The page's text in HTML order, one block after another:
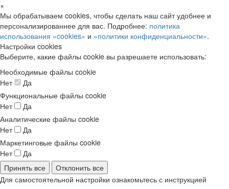
×
Мы обрабатываем cookies, чтобы сделать наш сайт удобнее и
персонализированнее для вас. Подробнее: политика
использования «cookies» и «политики конфиденциальности».
Настройки cookies
Выберите, какие файлы cookie вы разрешаете использовать:
Необходимые файлы cookie
Нет
Да
Функциональные файлы cookie
Нет
Да
Аналитические файлы cookie
Нет
Да
Маркетинговые файлы cookie
Нет
Да
Принять все
Отклонить все
Для самостоятельной настройки ознакомьтесь с инструкцией